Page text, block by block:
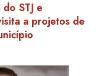
STJ e
a projetos de